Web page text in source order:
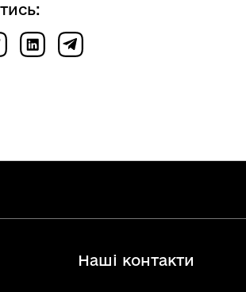
Наші контакти